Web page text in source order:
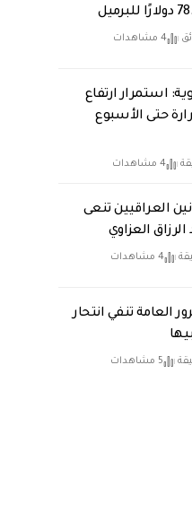
4 مشاهدات
استمرار ارتفاع
حتى الأسبوع
4 مشاهدات
العراقيين تنعى
الرزاق العزاوي
4 مشاهدات
العامة تنفي انتحار
5 مشاهدات